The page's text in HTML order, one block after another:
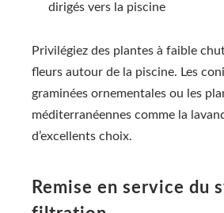
dirigés vers la piscine
Privilégiez des plantes à faible
fleurs autour de la piscine. Les
graminées ornementales ou les
méditerranéennes comme la
d’excellents choix.
Remise en service du